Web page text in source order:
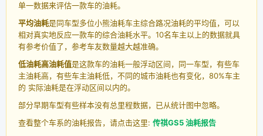
单一数据来评估一款车的油耗。
平均油耗是同车型多位小熊油耗车主综合路况油耗的平均值，可以
相对真实地反应一款车的综合油耗水平。10名车主以上的数据就具
有参考价值了，参考车友数量越大越准确。
低油耗高油耗值是这款车的油耗一般浮动区间，同一车型，有些车
主油耗高，有些车主油耗低，不同的城市油耗也有变化，80%车主
的 实际油耗是在浮动区间以内的。
部分早期车型有些样本没有总里程数据，已从统计图中忽略。
查看整个车系的油耗报告，请点击这里: 传祺GS5 油耗报告